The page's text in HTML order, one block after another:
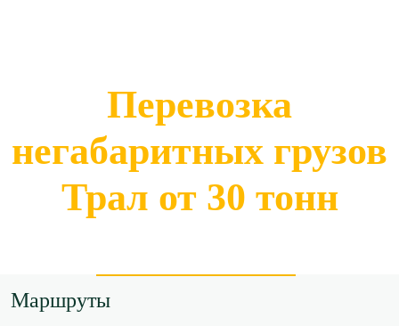
Перевозка
негабаритных грузов
Трал от 30 тонн
Маршруты